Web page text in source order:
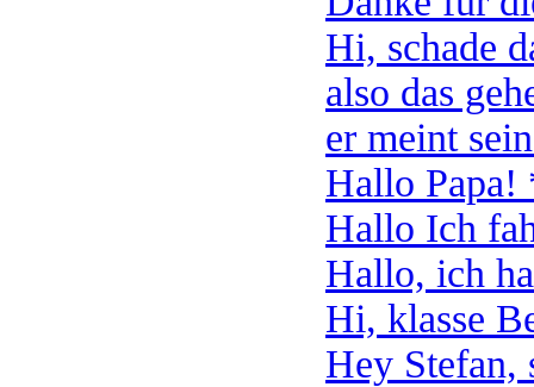
Hi, schade
also das
er meint
Hallo Papa!
Hallo Ich
Hallo, ich
Hi, klasse
Hey Stefan,